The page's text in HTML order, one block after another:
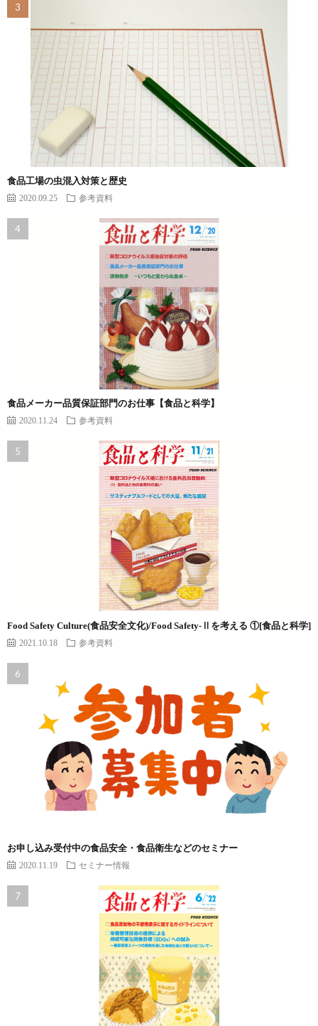
食品工場の虫混入対策と歴史
2020.09.25 参考資料
食品メーカー品質保証部門のお仕事【食品と科学】
2020.11.24 参考資料
Food Safety Culture(食品安全文化)/Food Safety-Ⅱを考える ①[食品と科学]
2021.10.18 参考資料
お申し込み受付中の食品安全・食品衛生などのセミナー
2020.11.19 セミナー情報